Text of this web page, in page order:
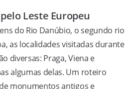
Leste Europeu
do Rio Danúbio, o segundo rio
as localidades visitadas durante
diversas: Praga, Viena e
algumas delas. Um roteiro
monumentos antigos e